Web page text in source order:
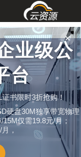
业级公
台
书限时3折抢购！
硬盘30M独享带宽物理
仅需19.8元/月；
，
✕